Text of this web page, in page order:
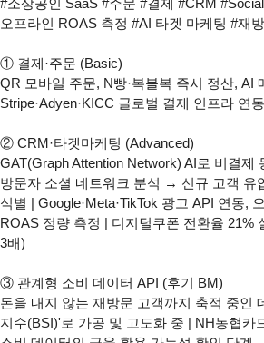
#소상공인 SaaS #주문 #결제 #CRM
오프라인 ROAS 측정 #AI 타겟 마케팅 #재
① 결제·주문 (Basic)
QR 모바일 주문, N빵·복불복 즉시 정산, AI
Stripe·Adyen·KICC 글로벌 결제 인프라 연
② CRM·타겟마케팅 (Advanced)
GAT(Graph Attention Network) AI로 비결제
방문자 소셜 네트워크 분석 → 신규 고객 유
식별 | Google·Meta·TikTok 광고 API 연동,
ROAS 정량 측정 | 디지털쿠폰 전환율 21%
3배)
③ 관계형 소비 데이터 API (후기 BM)
돈을 내지 않는 재방문 고객까지 축적 중인
지수(BSI)'로 가공 및 고도화 중 | NH농협카